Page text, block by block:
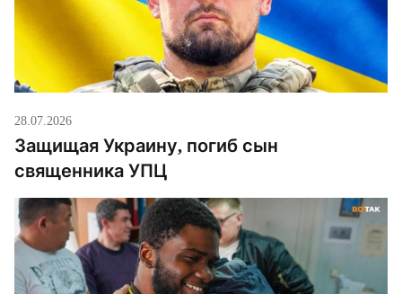
28.07.2026
Защищая Украину, погиб сын
священника УПЦ